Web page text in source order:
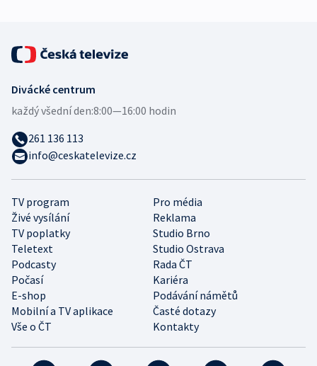
TV program
Pro média
Živé vysílání
Reklama
TV poplatky
Studio Brno
Teletext
Studio Ostrava
Podcasty
Rada ČT
Počasí
Kariéra
E-shop
Podávání námětů
Mobilní a TV aplikace
Časté dotazy
Vše o ČT
Kontakty
Divácké centrum
každý všední den:8:00—16:00 hodin
261 136 113
info@ceskatelevize.cz